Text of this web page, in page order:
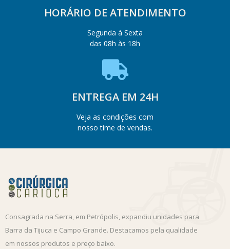
HORÁRIO DE ATENDIMENTO
Segunda à Sexta
das 08h às 18h
ENTREGA EM 24H
Veja as condições com
nosso time de vendas.
Consagrada na Serra, em Petrópolis, expandiu unidades para
Barra da Tijuca e Campo Grande. Destacamos pela qualidade
em nossos produtos e preço baixo.